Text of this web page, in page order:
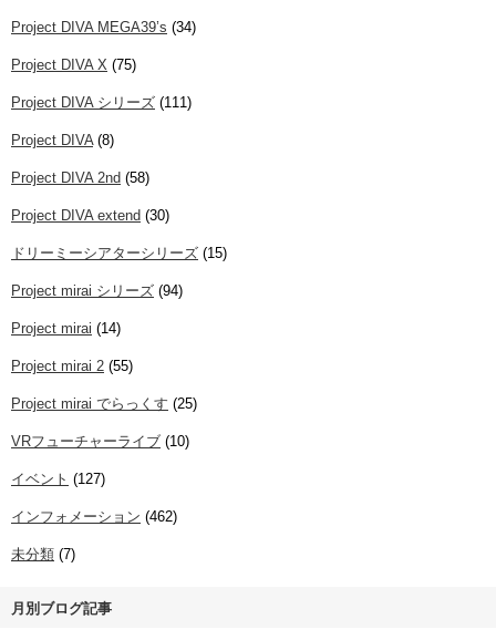
Project DIVA MEGA39’s (34)
Project DIVA X (75)
Project DIVA シリーズ (111)
Project DIVA(8)
Project DIVA 2nd (58)
Project DIVA extend (30)
ドリーミーシアターシリーズ (15)
Project mirai シリーズ (94)
Project mirai (14)
Project mirai 2 (55)
Project mirai でらっくす (25)
VRフューチャーライブ (10)
イベント (127)
インフォメーション (462)
未分類 (7)
月別ブログ記事